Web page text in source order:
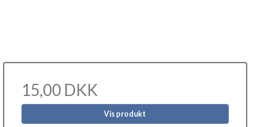
15,00 DKK
Vis produkt